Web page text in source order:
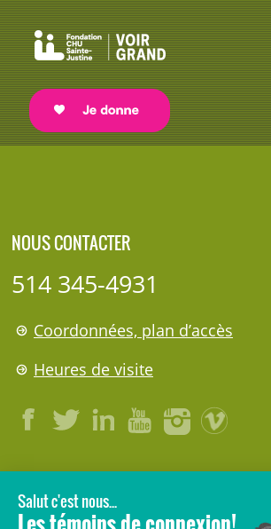
NOUS CONTACTER
514 345-4931
Coordonnées, plan d’accès
Heures de visite
LÉGAL
© 2006-2026CHU Sainte-Justine.